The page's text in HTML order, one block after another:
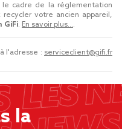
cadre de la réglementation
recycler votre ancien appareil,
GiFi. En savoir plus....
l'adresse : serviceclient@gifi.fr
la